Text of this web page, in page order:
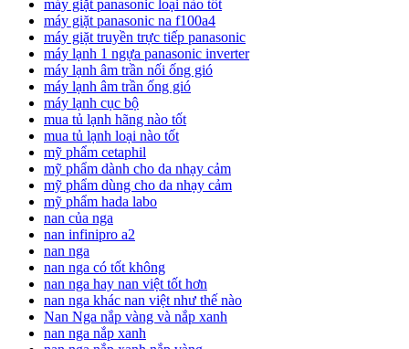
máy giặt panasonic loại nào tốt
máy giặt panasonic na f100a4
máy giặt truyền trực tiếp panasonic
máy lạnh 1 ngựa panasonic inverter
máy lạnh âm trần nối ống gió
máy lạnh âm trần ống gió
máy lạnh cục bộ
mua tủ lạnh hãng nào tốt
mua tủ lạnh loại nào tốt
mỹ phẩm cetaphil
mỹ phẩm dành cho da nhạy cảm
mỹ phẩm dùng cho da nhạy cảm
mỹ phẩm hada labo
nan của nga
nan infinipro a2
nan nga
nan nga có tốt không
nan nga hay nan việt tốt hơn
nan nga khác nan việt như thế nào
Nan Nga nắp vàng và nắp xanh
nan nga nắp xanh